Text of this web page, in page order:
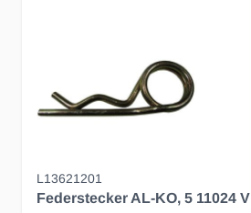
L13621201
Federstecker AL-KO, 5 11024 V